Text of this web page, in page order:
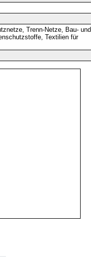
Trenn-Netze, Bau- und
Textilien für